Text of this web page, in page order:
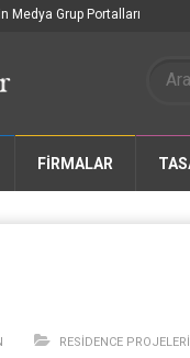
Medya Grup Portalları
FIRMALAR
RESIDENCE PROJELERI